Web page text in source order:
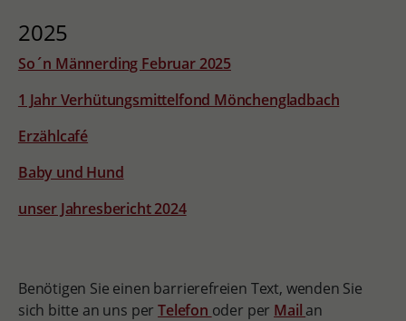
2025
So´n Männerding Februar 2025
1 Jahr Verhütungsmittelfond Mönchengladbach
Erzählcafé
Baby und Hund
unser Jahresbericht 2024
Benötigen Sie einen barrierefreien Text, wenden Sie
sich bitte an uns perTelefon oder per Mail an